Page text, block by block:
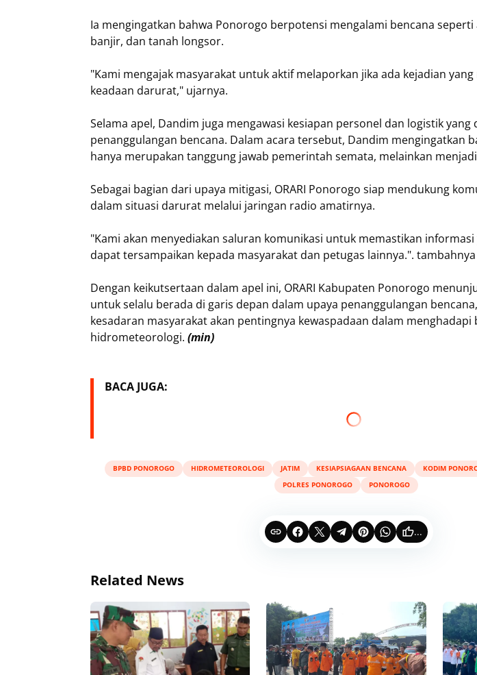
Ia mengingatkan bahwa Ponorogo berpotensi mengalami bencana
banjir, dan tanah longsor.
"Kami mengajak masyarakat untuk aktif melaporkan jika ada kejadian
keadaan darurat," ujarnya.
Selama apel, Dandim juga mengawasi kesiapan personel dan logistik yang
penanggulangan bencana. Dalam acara tersebut, Dandim mengingatkan
hanya merupakan tanggung jawab pemerintah semata, melainkan
Sebagai bagian dari upaya mitigasi, ORARI Ponorogo siap mendukung
dalam situasi darurat melalui jaringan radio amatirnya.
"Kami akan menyediakan saluran komunikasi untuk memastikan
dapat tersampaikan kepada masyarakat dan petugas lainnya.". tambahnya
Dengan keikutsertaan dalam apel ini, ORARI Kabupaten Ponorogo
untuk selalu berada di garis depan dalam upaya penanggulangan
kesadaran masyarakat akan pentingnya kewaspadaan dalam menghadapi
hidrometeorologi. (min)
BACA JUGA:
BPBD PONOROGO HIDROMETEOROLOGI JATIM KESIAPSIAGAAN BENCANA KODIM
POLRES PONOROGO
PONOROGO
...
Related News